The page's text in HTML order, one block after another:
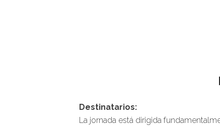
Destinatarios:
La jornada está dirigida